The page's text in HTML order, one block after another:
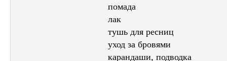
помада
лак
тушь для ресниц
уход за бровями
карандаши, подводка